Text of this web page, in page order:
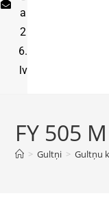
a
2
6.
lv
FY 505 M
> Gultņi > Gultņu